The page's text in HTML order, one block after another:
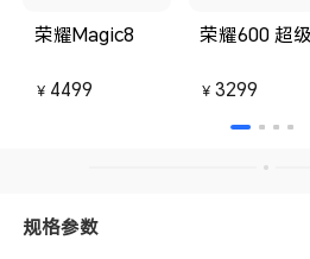
荣耀Magic8
￥ 4499
荣耀600 超
￥ 3299
规格参数